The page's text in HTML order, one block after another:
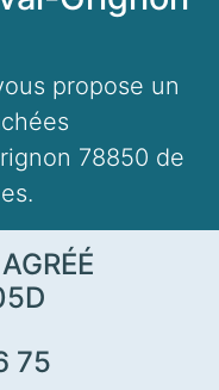
propose un
78850 de
75